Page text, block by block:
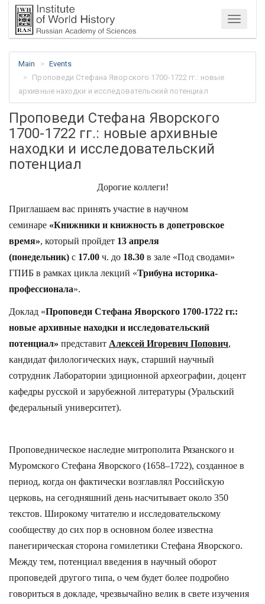
Menu
Main
Events
Проповеди Стефана Яворского 1700-1722 гг.: новые
архивные находки и исследовательский потенциал
Проповеди Стефана Яворского
1700-1722 гг.: новые архивные
находки и исследовательский
потенциал
Дорогие коллеги!
Приглашаем вас принять участие в научном
семинаре «Книжники и книжность в допетровское
время», который пройдет 13 апреля
(понедельник) с 17.00 ч. до 18.30 в зале «Под сводами»
ГПИБ в рамках цикла лекций «Трибуна историка-
профессионала».
Доклад «Проповеди Стефана Яворского 1700-1722 гг.:
новые архивные находки и исследовательский
потенциал» представит Алексей Игоревич Попович,
кандидат филологических наук, старший научный
сотрудник Лаборатории эдиционной археографии, доцент
кафедры русской и зарубежной литературы (Уральский
федеральный университет).
Проповедническое наследие митрополита Рязанского и
Муромского Стефана Яворского (1658–1722), созданное в
период, когда он фактически возглавлял Российскую
церковь, на сегодняшний день насчитывает около 350
текстов. Широкому читателю и исследовательскому
сообществу до сих пор в основном более известна
панегирическая сторона гомилетики Стефана Яворского.
Между тем, потенциал введения в научный оборот
проповедей другого типа, о чем будет более подробно
говориться в докладе, чрезвычайно велик в свете изучения